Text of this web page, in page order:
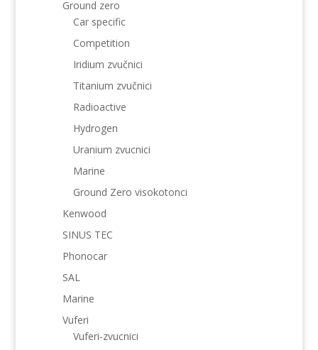
Ground zero
Car specific
Competition
Iridium zvučnici
Titanium zvučnici
Radioactive
Hydrogen
Uranium zvucnici
Marine
Ground Zero visokotonci
Kenwood
SINUS TEC
Phonocar
SAL
Marine
Vuferi
Vuferi-zvucnici